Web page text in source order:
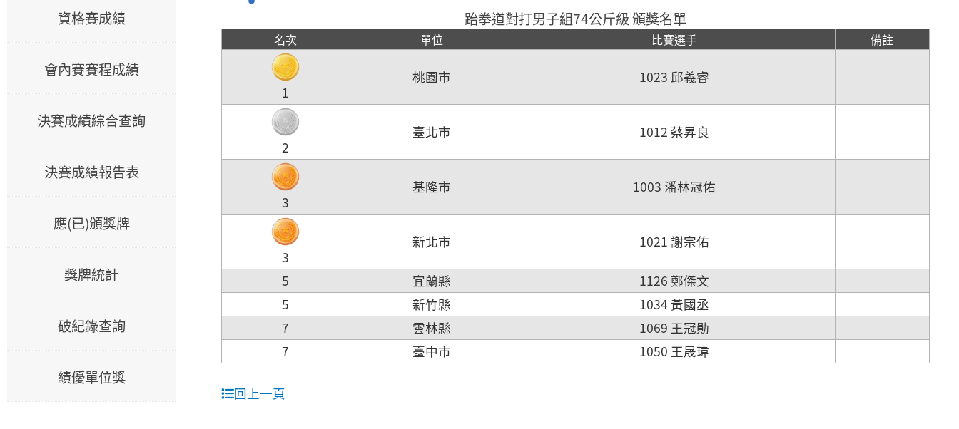
資格賽成績
會內賽賽程成績
決賽成績綜合查詢
決賽成績報告表
應(已)頒獎牌
獎牌統計
破紀錄查詢
績優單位獎
跆拳道對打男子組74公斤級 頒獎名單
名次 單位 比賽選手 備註
1
桃園市 1023 邱義睿
2
臺北市 1012 蔡昇良
3
基隆市 1003 潘林冠佑
3
新北市 1021 謝宗佑
5 宜蘭縣
1126 鄭傑文
5
新竹縣
1034 黃國丞
7
雲林縣
1069 王冠勛
7
臺中市 1050 王晟瑋
回上一頁